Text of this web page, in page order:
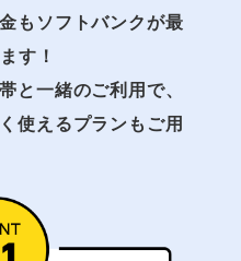
もソフトバンクが最
す！
と一緒のご利用で、
使えるプランもご用